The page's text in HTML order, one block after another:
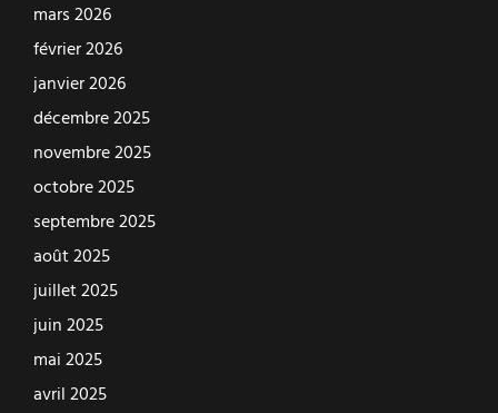
mars 2026
février 2026
janvier 2026
décembre 2025
novembre 2025
octobre 2025
septembre 2025
août 2025
juillet 2025
juin 2025
mai 2025
avril 2025